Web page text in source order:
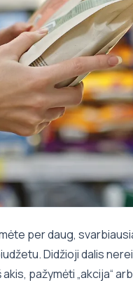
per daug,
Didžioji dalis
pažymėti „akcija“